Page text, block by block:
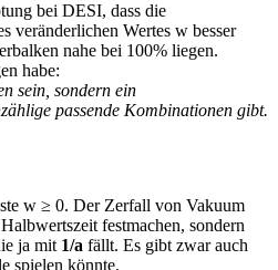
bei DESI, dass die
veränderlichen Wertes w besser
nahe bei 100% liegen.
habe:
sein, sondern ein
passende Kombinationen gibt.
w ≥ 0. Der Zerfall von Vakuum
festmachen, sondern
ja mit 1/a fällt. Es gibt zwar auch
spielen könnte.